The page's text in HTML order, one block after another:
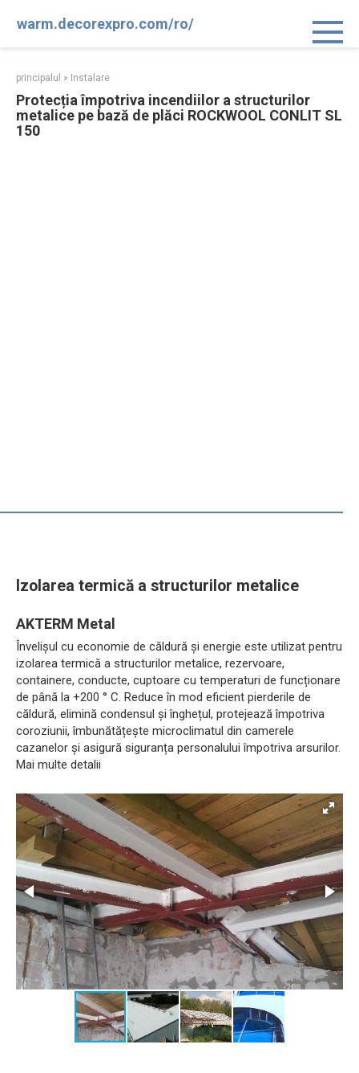
warm.decorexpro.com/ro/
principalul » Instalare
Protecția împotriva incendiilor a structurilor
metalice pe bază de plăci ROCKWOOL CONLIT SL
150
Izolarea termică a structurilor metalice
AKTERM Metal
Învelișul cu economie de căldură și energie este utilizat pentru
izolarea termică a structurilor metalice, rezervoare,
containere, conducte, cuptoare cu temperaturi de funcționare
de până la +200 ° C. Reduce în mod eficient pierderile de
căldură, elimină condensul și înghețul, protejează împotriva
coroziunii, îmbunătățește microclimatul din camerele
cazanelor și asigură siguranța personalului împotriva arsurilor.
Mai multe detalii